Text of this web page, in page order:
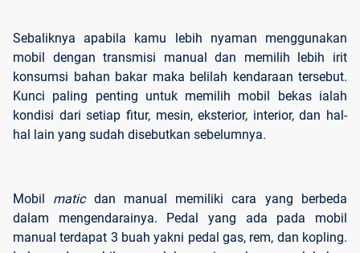
Sebaliknya apabila kamu lebih nyaman menggunakan
mobil dengan transmisi manual dan memilih lebih irit
konsumsi bahan bakar maka belilah kendaraan tersebut.
Kunci paling penting untuk memilih mobil bekas ialah
kondisi dari setiap fitur, mesin, eksterior, interior, dan hal-
hal lain yang sudah disebutkan sebelumnya.
Mobil matic dan manual memiliki cara yang berbeda
dalam mengendarainya. Pedal yang ada pada mobil
manual terdapat 3 buah yakni pedal gas, rem, dan kopling.